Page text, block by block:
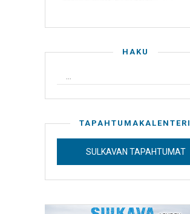
HAKU
TAPAHTUMAKALENTERI
SULKAVAN TAPAHTUMAT